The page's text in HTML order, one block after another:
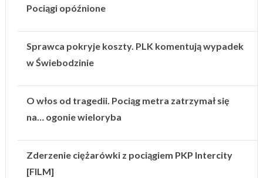
Pociągi opóźnione
Sprawca pokryje koszty. PLK komentują wypadek
w Świebodzinie
O włos od tragedii. Pociąg metra zatrzymał się
na… ogonie wieloryba
Zderzenie ciężarówki z pociągiem PKP Intercity
[FILM]